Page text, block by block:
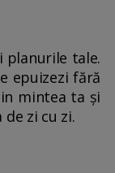
planurile tale.
epuizezi fără
mintea ta și
zi cu zi.